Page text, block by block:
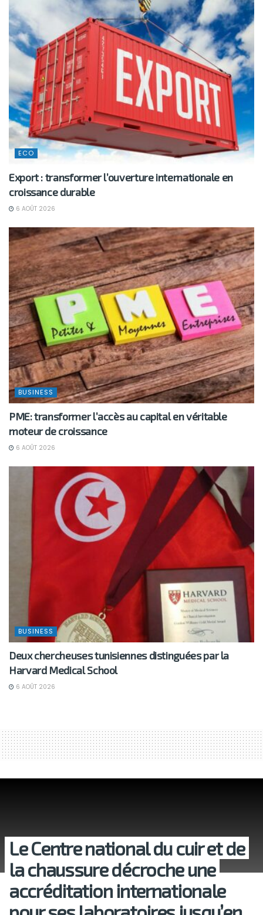
ECO
Export : transformer l’ouverture internationale en
croissance durable
6 AOÛT 2026
BUSINESS
PME: transformer l’accès au capital en véritable
moteur de croissance
6 AOÛT 2026
BUSINESS
Deux chercheuses tunisiennes distinguées par la
Harvard Medical School
6 AOÛT 2026
Le Centre national du cuir et de
la chaussure décroche une
accréditation internationale